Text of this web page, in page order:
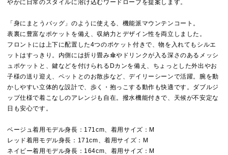
やかに日常のスタイルに溶け込むワードローブを提案します。
「身にまとうバッグ」のように使える、機能派マウンテンコート。
表裏に豊富なポケットを備え、収納力とデザイン性を両立しました。
フロントには上下に配置した4つのポケット付きで、物を入れてもシルエ
ットはすっきり。内側には折り畳み傘やドリンクが入る深さのあるメッシ
ュポケットと、鍵などを付けられるDカンを備え、ちょっとした外出やお
子様の送り迎え、ペットとのお散歩など、デイリーシーンで活躍。腕を動
かしやすい立体的な設計で、歩く・抱っこする動作も快適です。ダブルジ
ップ仕様で着こなしのアレンジも自在。撥水機能付きで、天候が不安定な
日も安心です。
ベージュ着用モデル身長：171cm、着用サイズ：M
レッド着用モデル身長：171cm、着用サイズ：M
ネイビー着用モデル身長：164cm、着用サイズ：M